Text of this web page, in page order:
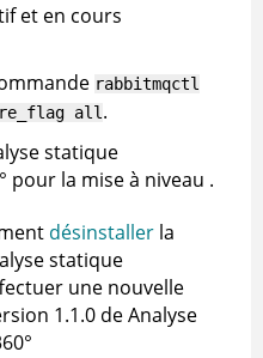
et en cours
rabbitmqctl
all.
statique
pour la mise à niveau .
désinstaller la
statique
une nouvelle
1.1.0 deAnalyse